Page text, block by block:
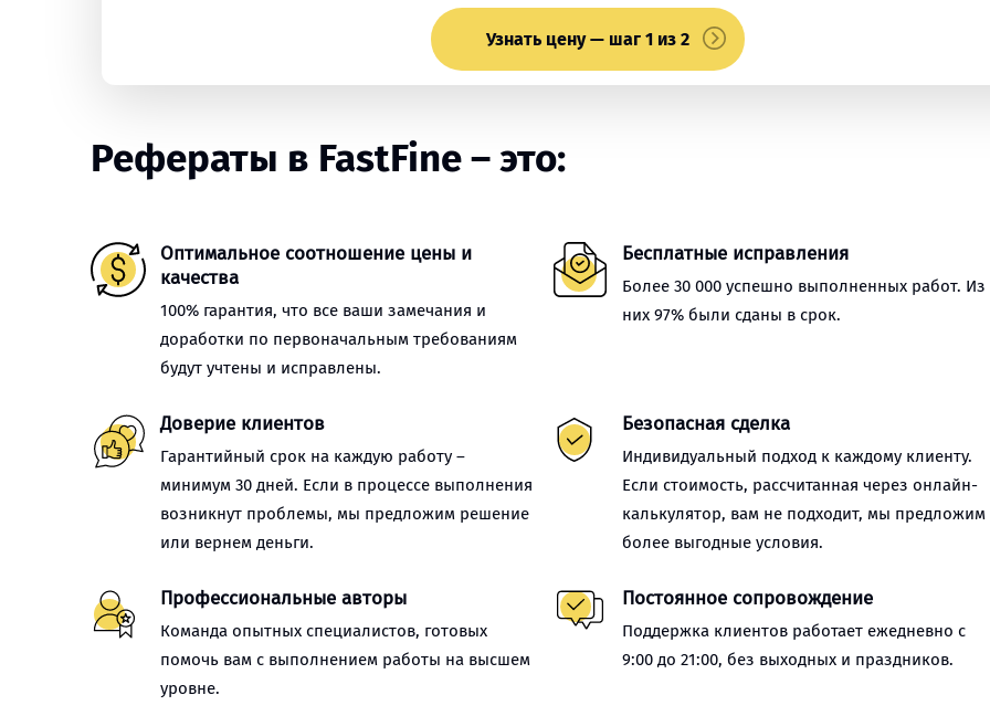
Узнать цену — шаг 1 из 2
Рефераты в FastFine – это:
Оптимальное соотношение цены и
качества
100% гарантия, что все ваши замечания и
доработки по первоначальным требованиям
будут учтены и исправлены.
Бесплатные исправления
Более 30 000 успешно выполненных работ. Из
них 97% были сданы в срок.
Доверие клиентов
Гарантийный срок на каждую работу –
минимум 30 дней. Если в процессе выполнения
возникнут проблемы, мы предложим решение
или вернем деньги.
Безопасная сделка
Индивидуальный подход к каждому клиенту.
Если стоимость, рассчитанная через онлайн-
калькулятор, вам не подходит, мы предложим
более выгодные условия.
Профессиональные авторы
Команда опытных специалистов, готовых
помочь вам с выполнением работы на высшем
уровне.
Постоянное сопровождение
Поддержка клиентов работает ежедневно с
9:00 до 21:00, без выходных и праздников.